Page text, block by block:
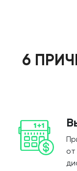
6
от